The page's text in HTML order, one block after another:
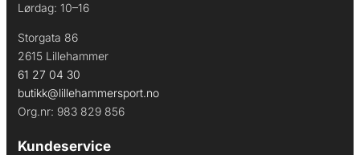
Lørdag: 10–16
Storgata 86
2615 Lillehammer
61 27 04 30
butikk@lillehammersport.no
Org.nr: 983 829 856
Kundeservice